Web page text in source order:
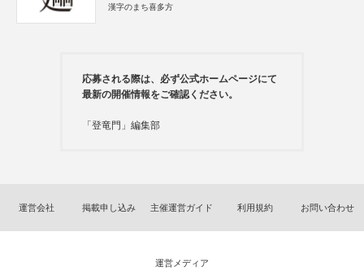
漢字のまち喜多方
応募される際は、必ず公式ホームページにて
最新の開催情報をご確認ください。
「登竜門」編集部
運営会社 掲載申し込み 主催運営ガイド 利用規約 お問い合わせ
運営メディア